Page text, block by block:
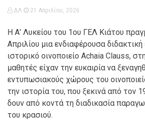
ΔΛ 21 Απριλίου, 2026
Η Α’ Λυκείου του 1ου ΓΕΛ Κιάτου
Απριλίου μια ενδιαφέρουσα
ιστορικό οινοποιείο Achaia Clauss,
μαθητές είχαν την ευκαιρία να
εντυπωσιακούς χώρους του
την ιστορία του, που ξεκινά από τον
δουν από κοντά τη διαδικασία
του κρασιού.